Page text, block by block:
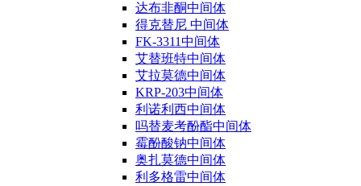
达布非酮中间体
得克替尼 中间体
FK-3311中间体
艾替班特中间体
艾拉莫德中间体
KRP-203中间体
利诺利西中间体
吗替麦考酚酯中间体
霉酚酸钠中间体
奥扎莫德中间体
利多格雷中间体